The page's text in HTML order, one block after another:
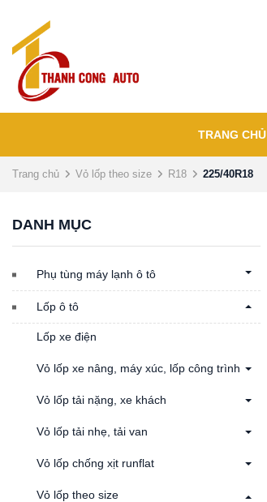
TRANG CHỦ
Trang chủ Vỏ lốp theo size R18 225/40R18
DANH MỤC
Phụ tùng máy lạnh ô tô
Lốp ô tô
Lốp xe điện
Vỏ lốp xe nâng, máy xúc, lốp công trình
Vỏ lốp tải nặng, xe khách
Vỏ lốp tải nhẹ, tải van
Vỏ lốp chống xịt runflat
Vỏ lốp theo size